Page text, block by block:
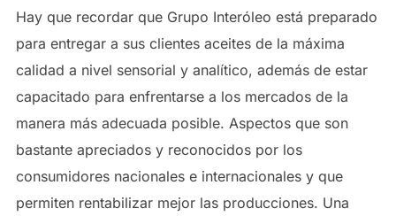
Hay que recordar que Grupo Interóleo está preparado
para entregar a sus clientes aceites de la máxima
calidad a nivel sensorial y analítico, además de estar
capacitado para enfrentarse a los mercados de la
manera más adecuada posible. Aspectos que son
bastante apreciados y reconocidos por los
consumidores nacionales e internacionales y que
permiten rentabilizar mejor las producciones. Una